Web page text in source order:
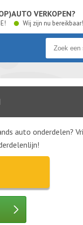
VERKOPEN?
Wij zijn nu bereikbaar!
auto onderdelen?